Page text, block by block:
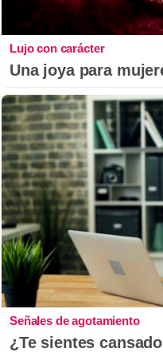
Lujo con carácter
Una joya para
Señales de agotamiento
¿Te sientes